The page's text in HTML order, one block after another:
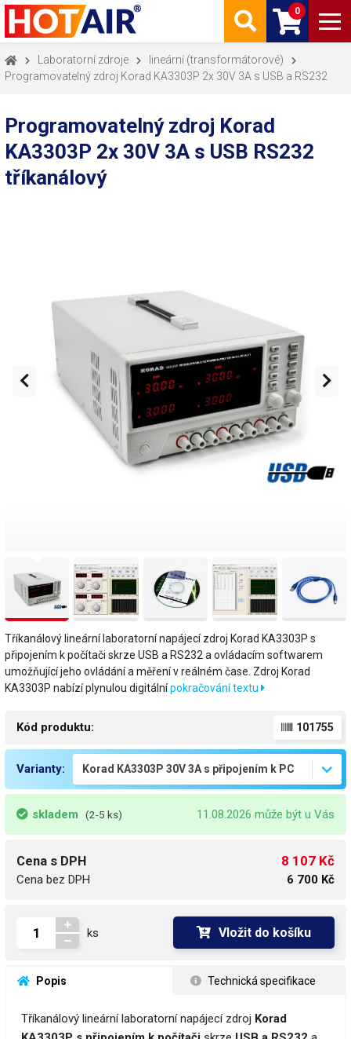
0
Laboratorní zdroje
lineární (transformátorové)
Programovatelný zdroj Korad KA3303P 2x 30V 3A s USB a RS232
Programovatelný zdroj Korad
KA3303P 2x 30V 3A s USB RS232
tříkanálový
Tříkanálový lineární laboratorní napájecí zdroj Korad KA3303P s
připojením k počítači skrze USB a RS232 a ovládacím softwarem
umožňující jeho ovládání a měření v reálném čase. Zdroj Korad
KA3303P nabízí plynulou digitálnípokračování textu
Kód produktu: 101755
Varianty:
skladem (2-5 ks) 11.08.2026 může být u Vás
Cena s DPH
Cena bez DPH
8 107 Kč
6 700 Kč
ks Vložit do košíku
Popis Technická specifikace
Tříkanálový lineární laboratorní napájecí zdroj Korad